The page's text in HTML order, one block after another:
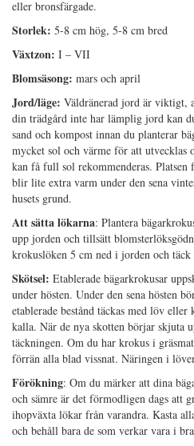
eller bronsfärgade.
Storlek: 5-8 cm hög, 5-8 cm bred
Växtzon: I – VII
Blomsäsong: mars och april
Jord/läge: Väldränerad jord är viktigt,
din trädgård inte har lämplig jord kan
sand och kompost innan du planterar
mycket sol och värme för att utvecklas
kan få full sol rekommenderas. Platsen
blir lite extra varm under den sena
husets grund.
Att sätta lökarna: Plantera
upp jorden och tillsätt
krokuslöken 5 cm ned i jorden och
Skötsel: Etablerade bägarkrokusar
under hösten. Under den sena hösten
etablerade bestånd täckas med löv
kalla. När de nya skotten börjar skjuta
täckningen. Om du har krokus i
förrän alla blad vissnat. Näringen i
Förökning: Om du märker att dina
och sämre är det förmodligen dags att
ihopväxta lökar från varandra. Kasta
och behåll bara de som verkar vara i